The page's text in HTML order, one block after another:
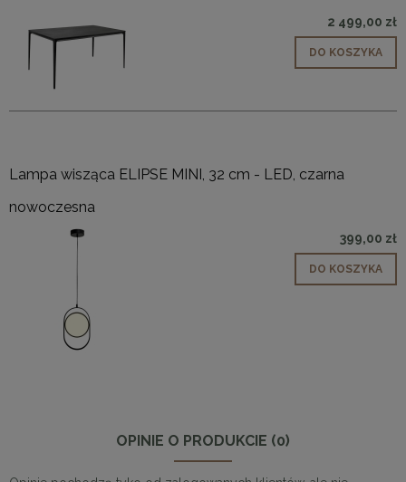
2 499,00 zł
DO KOSZYKA
Lampa wisząca ELIPSE MINI, 32 cm - LED, czarna
nowoczesna
399,00 zł
DO KOSZYKA
OPINIE O PRODUKCIE (0)